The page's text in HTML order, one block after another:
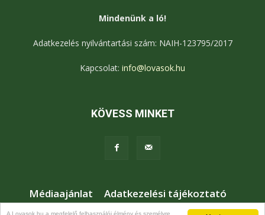
A Lovasok.hu a megfelelő felhasználói élmény és személyre
Mindenünk a ló!
Adatkezelés nyilvántartási szám: NAIH-123795/2017
Kapcsolat: info@lovasok.hu
KÖVESS MINKET
Médiaajánlat
Adatkezelési tájékoztató
Jogi nyilatkozat
Karrier Kapcsolat